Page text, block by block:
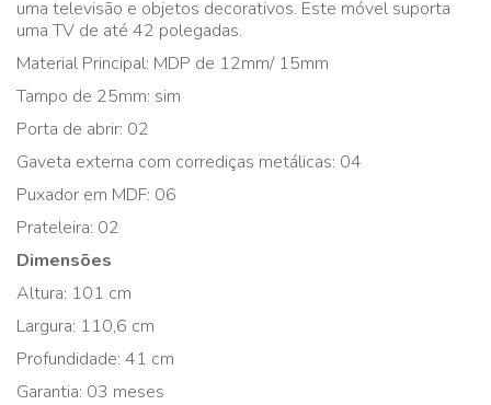
uma televisão e objetos decorativos. Este móvel suporta
uma TV de até 42 polegadas.
Material Principal: MDP de 12mm/ 15mm
Tampo de 25mm: sim
Porta de abrir: 02
Gaveta externa com corrediças metálicas: 04
Puxador em MDF: 06
Prateleira: 02
Dimensões
Altura: 101 cm
Largura: 110,6 cm
Profundidade: 41 cm
Garantia: 03 meses